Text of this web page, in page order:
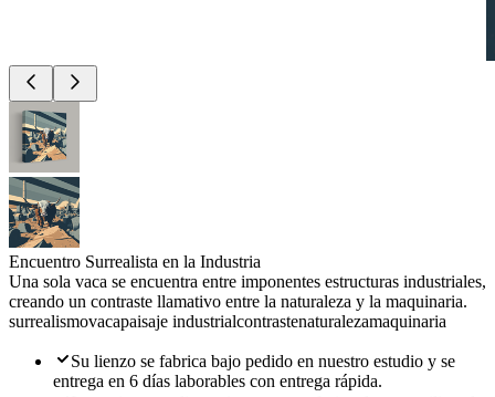
Encuentro Surrealista en la Industria
Una sola vaca se encuentra entre imponentes estructuras industriales,
creando un contraste llamativo entre la naturaleza y la maquinaria.
surrealismovacapaisaje industrialcontrastenaturalezamaquinaria
Su lienzo se fabrica bajo pedido en nuestro estudio y se
entrega en 6 días laborables con entrega rápida.